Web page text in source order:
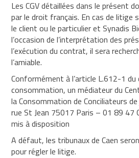
Les CGV détaillées dans le présent
par le droit français. En cas de litige
le client ou le particulier et Synadis
l’occasion de l’interprétation des
l’exécution du contrat, il sera
l’amiable.
Conformément à l’article L.612-1 du
consommation, un médiateur du
la Consommation de Conciliateurs
rue St Jean 75017 Paris – 01 89 47
mis à disposition
A défaut, les tribunaux de Caen
pour régler le litige.